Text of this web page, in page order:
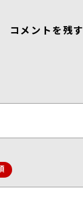
コメントを残す